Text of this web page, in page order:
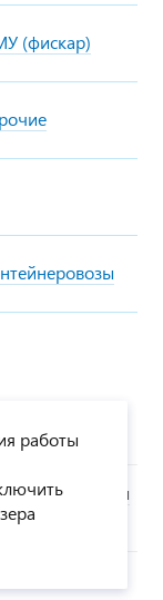
(фискар)
автомобиля
работы